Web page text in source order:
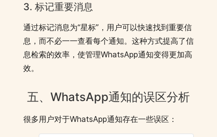
3. 标记重要消息
通过标记消息为“星标”，用户可以快速找到重要信
息，而不必一一查看每个通知。这种方式提高了信
息检索的效率，使管理WhatsApp通知变得更加高
效。
五、WhatsApp通知的误区分析
很多用户对于WhatsApp通知存在一些误区：